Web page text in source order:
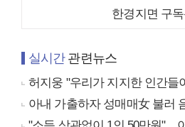
한경지면 구
실시간관련뉴스
허지웅 "우리가 지지한 인간들이
아내 가출하자 성매매女 불러